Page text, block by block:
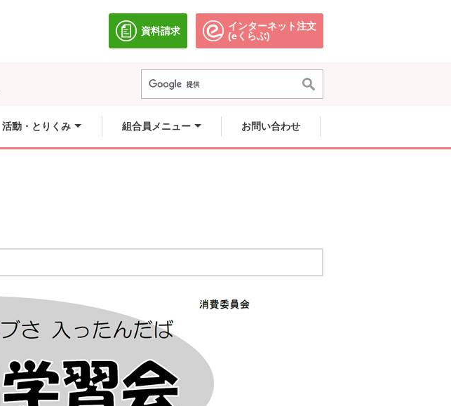
資料請求
別のウィンドウで開きます。
インターネット注文
(eくらぶ)別のウィンドウで開きます。
活動・とりくみ 組合員メニュー お問い合わせ